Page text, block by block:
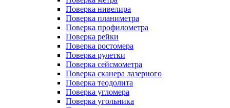
Поверка нивелира
Поверка планиметра
Поверка профилометра
Поверка рейки
Поверка ростомера
Поверка рулетки
Поверка сейсмометра
Поверка сканера лазерного
Поверка теодолита
Поверка угломера
Поверка угольника